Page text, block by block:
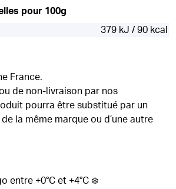
pour 100g
379 kJ / 90 kcal
France.
de non-livraison par nos
pourra être substitué par un
la même marque ou d’une autre
entre +0°C et +4°C ❄️